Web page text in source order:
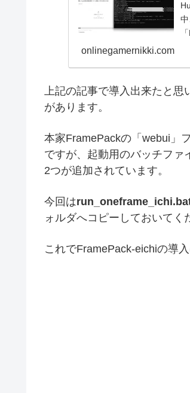
onlinegamernikki.com
上記の記事で導入出来たと
があります。
本家FramePackの「webui」
ですが、起動用のバッチファ
2つが追加されています。
今回は
ォルダへコピーしておいてく
これでFramePack-eichiの導入